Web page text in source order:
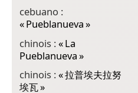
cebuano :
«Pueblanueva»
chinois :«La
Pueblanueva»
chinois :«拉普埃夫拉努
埃瓦»